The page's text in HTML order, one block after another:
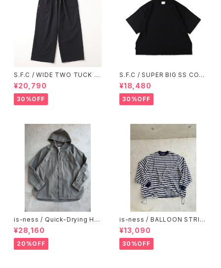
S.F.C / WIDE TWO TUCK B
AGGY PANTS BLACK【SFCF
W25P07】
¥20,790
30%OFF
S.F.C / SUPER BIG SS COT
TON KNIT TEE Black【SFCS
S26KN03】
¥18,480
30%OFF
is-ness / Quick-Drying Ho
odie Shirt
¥28,160
20%OFF
is-ness / BALLOON STRIP
ES LONG SLEEVE T SHIRT
¥13,090
30%OFF